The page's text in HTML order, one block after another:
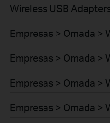
Wireless USB
Empresas > Omada >
Empresas > Omada >
Empresas > Omada >
Empresas > Omada >